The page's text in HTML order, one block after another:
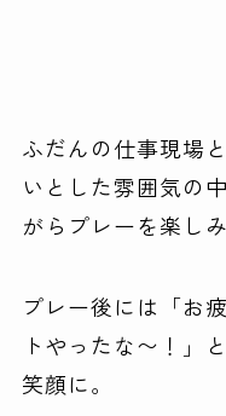
ふだんの仕事現場
いとした雰囲気の
がらプレーを楽しみ
プレー後には「お
トやったな〜！」
笑顔に。